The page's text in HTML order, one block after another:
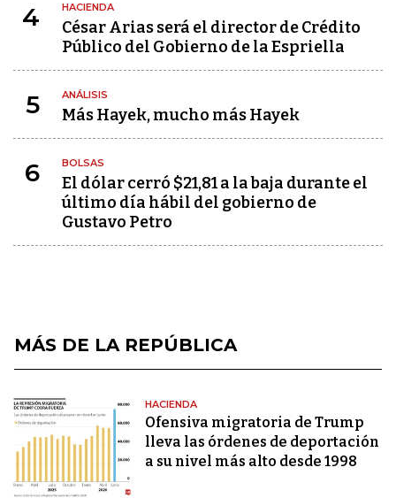
4 HACIENDA
César Arias será el director de Crédito
Público del Gobierno de la Espriella
5 ANÁLISIS
Más Hayek, mucho más Hayek
6 BOLSAS
El dólar cerró $21,81 a la baja durante el
último día hábil del gobierno de
Gustavo Petro
MÁS DE LA REPÚBLICA
HACIENDA
Ofensiva migratoria de Trump
lleva las órdenes de deportación
a su nivel más alto desde 1998